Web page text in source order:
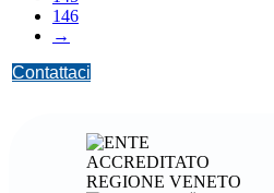
146
→
Contattaci